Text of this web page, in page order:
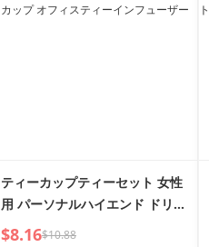
ティーカップティーセット 女性
用 パーソナルハイエンド ドリン
ク フラワーティーカップ ウォー
$8.16$10.88